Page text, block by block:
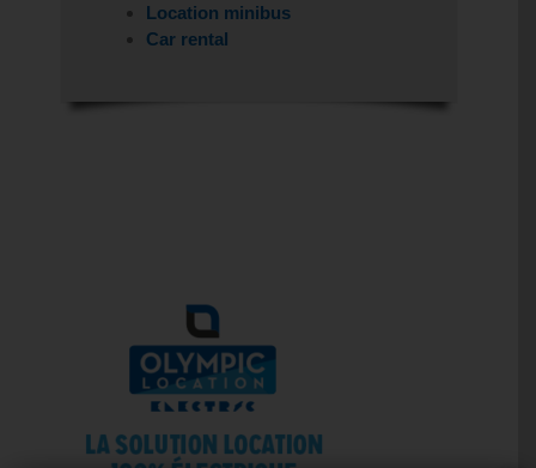
Location minibus
Car rental